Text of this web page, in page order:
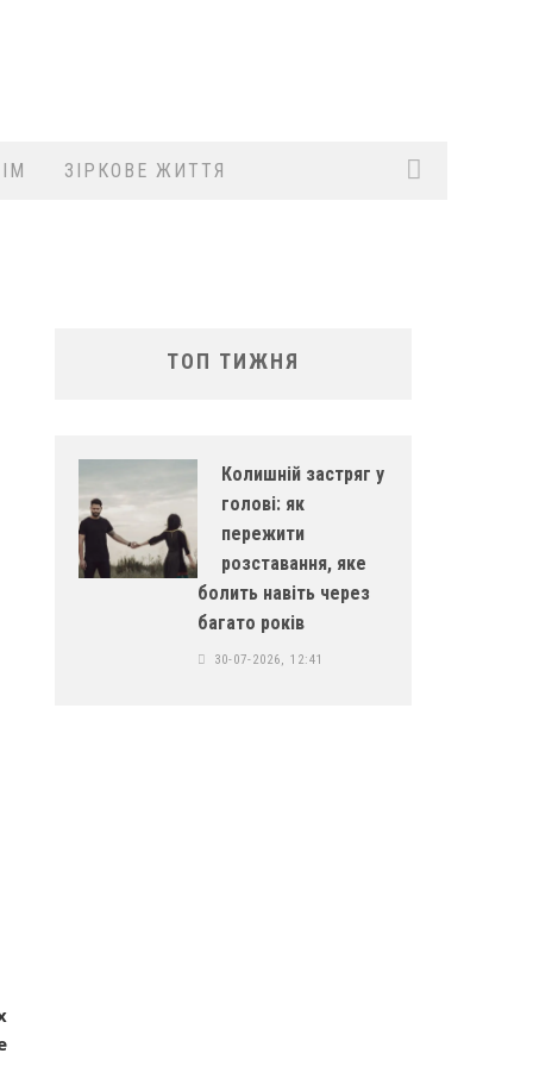
ЗІРКОВЕ ЖИТТЯ
ТОП ТИЖНЯ
Колишній застряг у
голові: як
пережити
розставання, яке
болить навіть через
багато років
30-07-2026, 12:41